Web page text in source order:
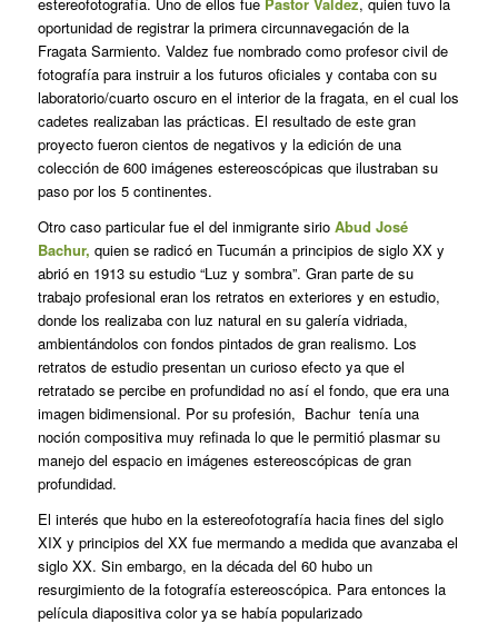
oportunidad de registrar la primera circunnavegación de la
Fragata Sarmiento. Valdez fue nombrado como profesor civil de
fotografía para instruir a los futuros oficiales y contaba con su
laboratorio/cuarto oscuro en el interior de la fragata, en el cual los
cadetes realizaban las prácticas. El resultado de este gran
proyecto fueron cientos de negativos y la edición de una
colección de 600 imágenes estereoscópicas que ilustraban su
paso por los 5 continentes.
Otro caso particular fue el del inmigrante sirio Abud José
Bachur, quien se radicó en Tucumán a principios de siglo XX y
abrió en 1913 su estudio “Luz y sombra”. Gran parte de su
trabajo profesional eran los retratos en exteriores y en estudio,
donde los realizaba con luz natural en su galería vidriada,
ambientándolos con fondos pintados de gran realismo. Los
retratos de estudio presentan un curioso efecto ya que el
retratado se percibe en profundidad no así el fondo, que era una
imagen bidimensional. Por su profesión, Bachur tenía una
noción compositiva muy refinada lo que le permitió plasmar su
manejo del espacio en imágenes estereoscópicas de gran
profundidad.
El interés que hubo en la estereofotografía hacia fines del siglo
XIX y principios del XX fue mermando a medida que avanzaba el
siglo XX. Sin embargo, en la década del 60 hubo un
resurgimiento de la fotografía estereoscópica. Para entonces la
película diapositiva color ya se había popularizado